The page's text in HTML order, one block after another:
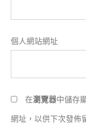
個人網站網址
在瀏覽器中儲存
網址，以供下次發佈